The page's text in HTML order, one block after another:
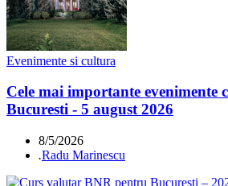
Evenimente si cultura
Cele mai importante evenimente
Bucuresti - 5 august 2026
8/5/2026
.Radu Marinescu